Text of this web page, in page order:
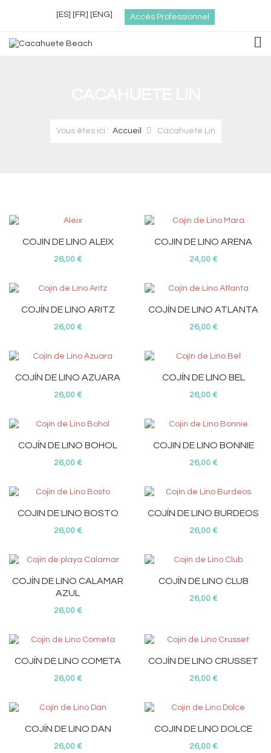
[ES] [FR] [ENG] Accès Professionnel
Vous êtes ici : Accueil Cacahuete Lin
COJIN DE LINO ALEIX
26,00 €
COJIN DE LINO ARENA
24,00 €
COJÍN DE LINO ARITZ
26,00 €
COJÍN DE LINO ATLANTA
26,00 €
COJÍN DE LINO AZUARA
26,00 €
COJÍN DE LINO BEL
26,00 €
COJÍN DE LINO BOHOL
26,00 €
COJIN DE LINO BONNIE
26,00 €
COJIN DE LINO BOSTO
26,00 €
COJÍN DE LINO BURDEOS
26,00 €
COJÍN DE LINO CALAMAR
AZUL
26,00 €
COJÍN DE LINO CLUB
26,00 €
COJÍN DE LINO COMETA
26,00 €
COJÍN DE LINO CRUSSET
26,00 €
COJÍN DE LINO DAN
26,00 €
COJIN DE LINO DOLCE
26,00 €